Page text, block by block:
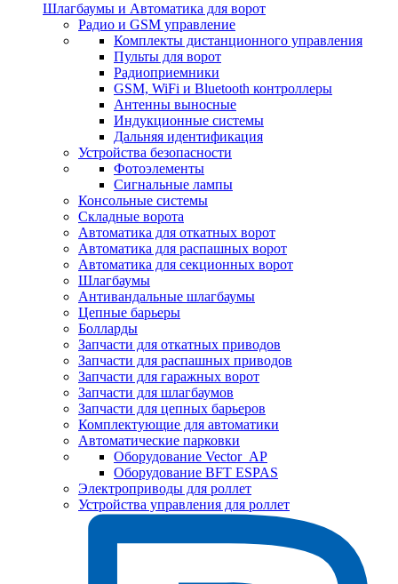
Шлагбаумы и Автоматика для ворот
Радио и GSM управление
Комплекты дистанционного управления
Пульты для ворот
Радиоприемники
GSM, WiFi и Bluetooth контроллеры
Антенны выносные
Индукционные системы
Дальняя идентификация
Устройства безопасности
Фотоэлементы
Сигнальные лампы
Консольные системы
Складные ворота
Автоматика для откатных ворот
Автоматика для распашных ворот
Автоматика для секционных ворот
Шлагбаумы
Антивандальные шлагбаумы
Цепные барьеры
Болларды
Запчасти для откатных приводов
Запчасти для распашных приводов
Запчасти для гаражных ворот
Запчасти для шлагбаумов
Запчасти для цепных барьеров
Комплектующие для автоматики
Автоматические парковки
Оборудование Vector_AP
Оборудование BFT ESPAS
Электроприводы для роллет
Устройства управления для роллет